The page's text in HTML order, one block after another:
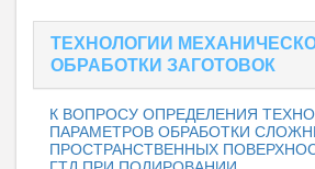
ТЕХНОЛОГИИ
ОБРАБОТКИ ЗАГОТОВОК
К ВОПРОСУ ОПРЕДЕЛЕНИЯ
ПАРАМЕТРОВ ОБРАБОТКИ
ПРОСТРАНСТВЕННЫХ